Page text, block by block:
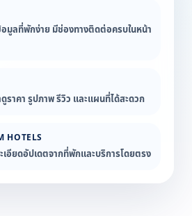
มูลที่พักง่าย มีช่องทางติดต่อครบในหน้า
าคา รูปภาพ รีวิว และแผนที่ได้สะดวก
HOTELS
เอียดอัปเดตจากที่พักและบริการโดยตรง